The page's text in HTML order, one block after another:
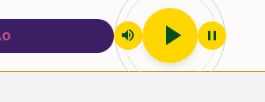
volume_up play_arrow pause